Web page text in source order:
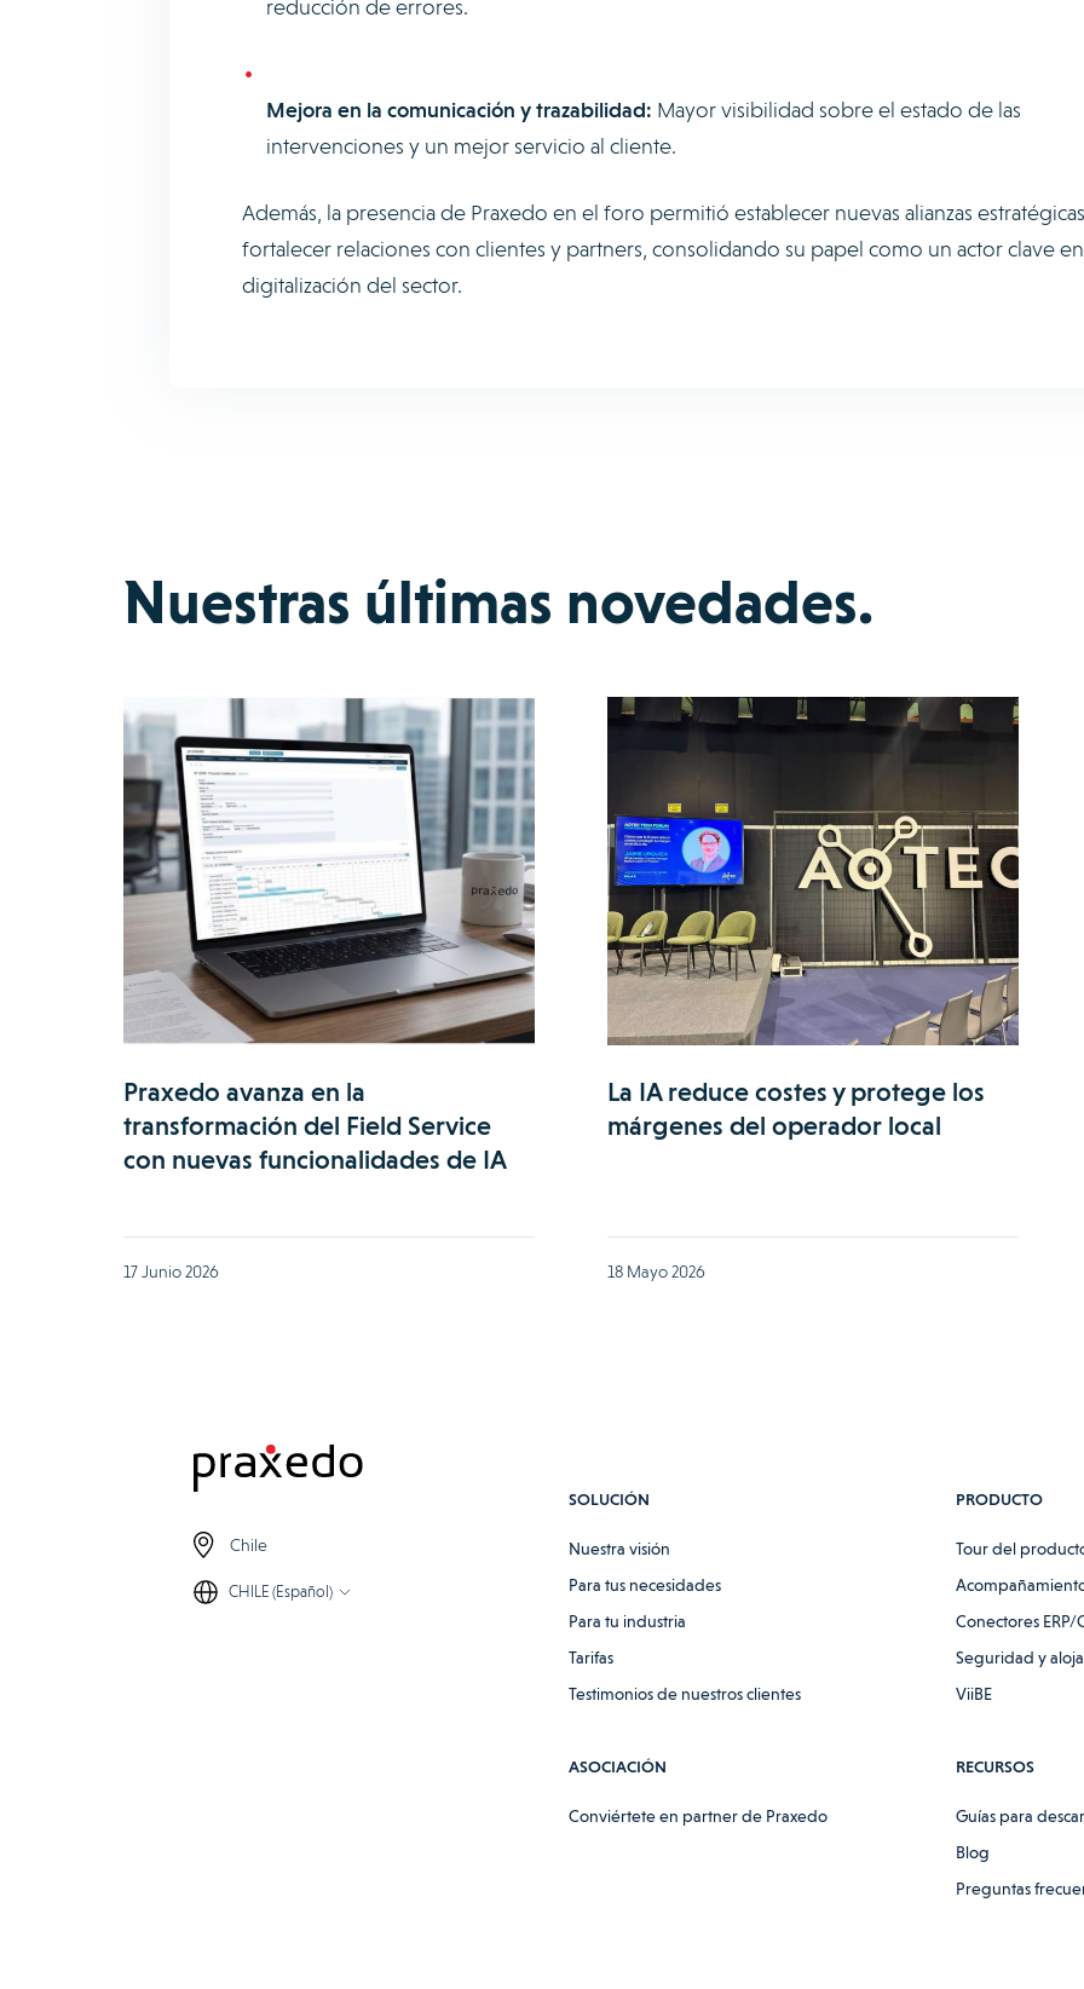
reducción de errores.
Mejora en la comunicación y trazabilidad: Mayor visibilidad sobre el estado de las
intervenciones y un mejor servicio al cliente.
Además, la presencia de Praxedo en el foro permitió establecer nuevas alianzas
fortalecer relaciones con clientes y partners, consolidando su papel como un actor clave
digitalización del sector.
Nuestras últimas novedades.
Praxedo avanza en la
transformación del Field Service
con nuevas funcionalidades de IA
17 Junio 2026
La IA reduce costes y protege los
márgenes del operador local
18 Mayo 2026
Chile
CHILE (Español)
SOLUCIÓN
Nuestra visión
Para tus necesidades
Para tu industria
Tarifas
Testimonios de nuestros clientes
ASOCIACIÓN
Conviértete en partner de Praxedo
PRODUCTO
Tour del
Conectores ERP/
Seguridad y
ViiBE
RECURSOS
Guías para
Blog
Preguntas